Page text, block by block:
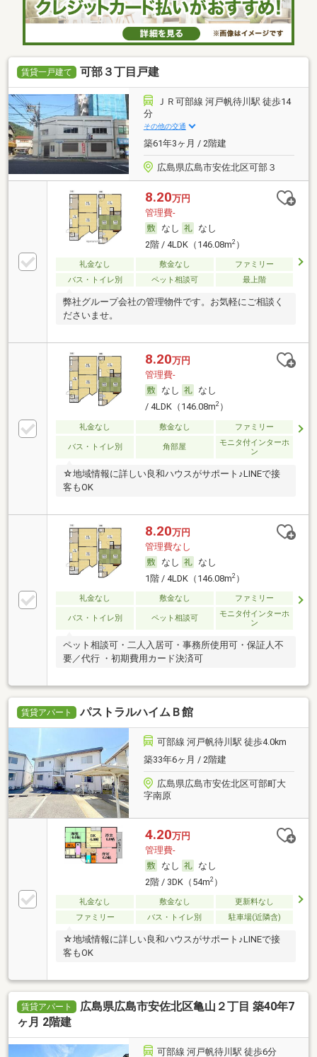
賃貸一戸建て 可部３丁目戸建
ＪＲ可部線 河戸帆待川駅 徒歩14
分
その他の交通
築61年3ヶ月 / 2階建
広島県広島市安佐北区可部３
8.20万円
管理費-
なし
なし
2階 / 4LDK（146.08m2）
礼金なし 敷金なし
ファミリー
バス・トイレ別
ペット相談可 最上階
弊社グループ会社の管理物件です。お気軽にご相談く
ださいませ。
8.20万円
管理費-
なし
なし
/ 4LDK（146.08m2）
礼金なし 敷金なし ファミリー
バス・トイレ別 角部屋
モニタ付インターホ
ン
☆地域情報に詳しい良和ハウスがサポート♪LINEで接
客もOK
8.20万円
管理費なし
なし
なし
1階 / 4LDK（146.08m2）
礼金なし 敷金なし ファミリー
バス・トイレ別 ペット相談可
モニタ付インターホ
ン
ペット相談可・二人入居可・事務所使用可・保証人不
要／代行 ・初期費用カード決済可
賃貸アパート パストラルハイムＢ館
可部線 河戸帆待川駅 徒歩4.0km
築33年6ヶ月 / 2階建
広島県広島市安佐北区可部町大
字南原
4.20万円
管理費-
なし
なし
2階 / 3DK（54m2）
礼金なし 敷金なし
更新料なし
ファミリー
バス・トイレ別 駐車場(近隣含)
☆地域情報に詳しい良和ハウスがサポート♪LINEで接
客もOK
賃貸アパート
広島県広島市安佐北区亀山２丁目 築40年7
ヶ月 2階建
可部線 河戸帆待川駅 徒歩6分